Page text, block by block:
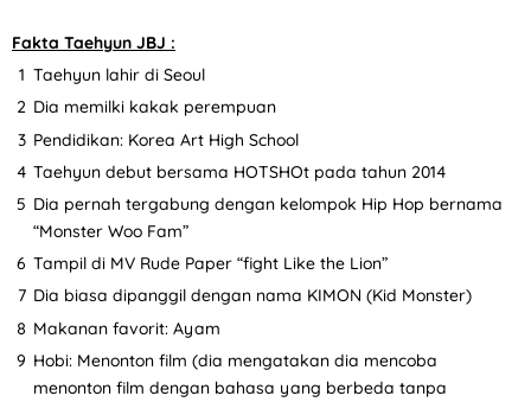
Fakta Taehyun JBJ :
Taehyun lahir di Seoul
Dia memilki kakak perempuan
Pendidikan: Korea Art High School
Taehyun debut bersama HOTSHOt pada tahun 2014
Dia pernah tergabung dengan kelompok Hip Hop bernama
“Monster Woo Fam”
Tampil di MV Rude Paper “fight Like the Lion”
Dia biasa dipanggil dengan nama KIMON (Kid Monster)
Makanan favorit: Ayam
Hobi: Menonton film (dia mengatakan dia mencoba
menonton film dengan bahasa yang berbeda tanpa